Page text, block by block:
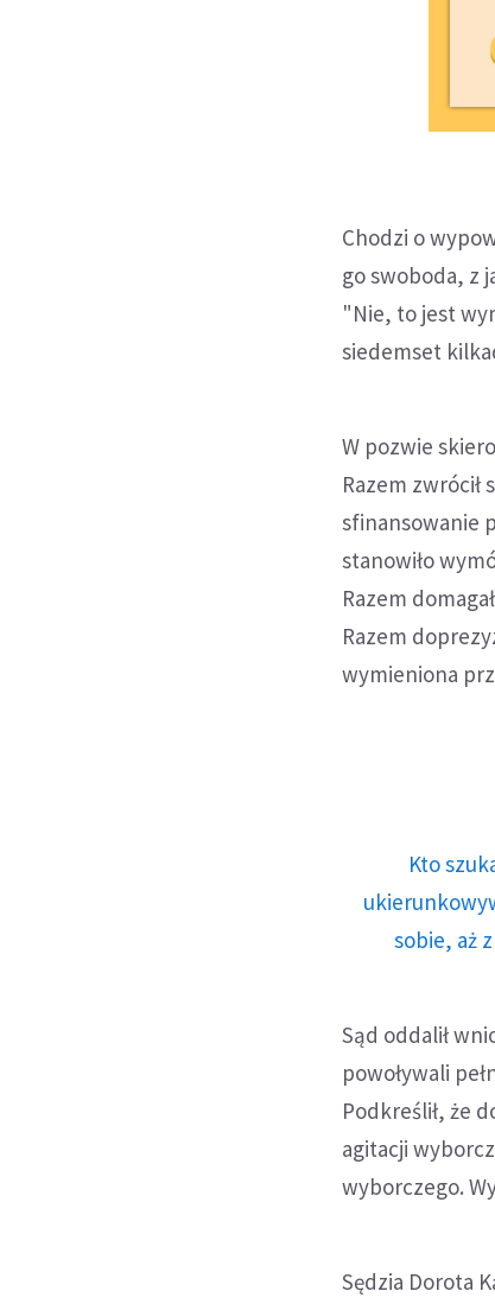
Chodzi o
go swoboda, z
"Nie, to jest
siedemset
W pozwie
Razem
sfinansowanie
stanowiło
Razem
Razem
wymieniona
Kto
sobie, aż
Sąd oddalił
powoływali
Podkreślił, że
agitacji
wyborczego.
Sędzia Dorota